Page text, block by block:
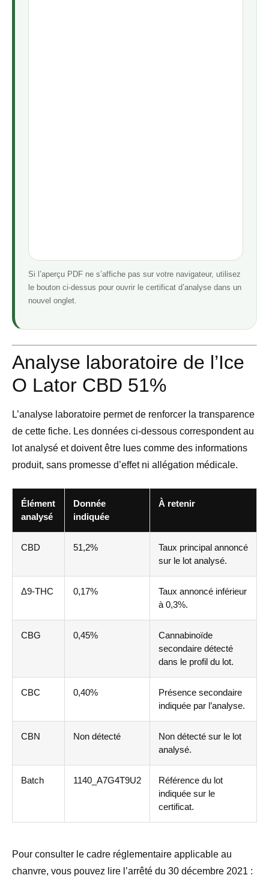
Si l’aperçu PDF ne s’affiche pas sur votre navigateur, utilisez
le bouton ci-dessus pour ouvrir le certificat d’analyse dans un
nouvel onglet.
Analyse laboratoire de l’Ice
O Lator CBD 51%
L’analyse laboratoire permet de renforcer la transparence
de cette fiche. Les données ci-dessous correspondent au
lot analysé et doivent être lues comme des informations
produit, sans promesse d’effet ni allégation médicale.
Élément
analysé
Donnée
indiquée
À retenir
CBD 51,2%
Taux principal annoncé
sur le lot analysé.
Δ9-THC 0,17%
Taux annoncé inférieur
à 0,3%.
CBG 0,45%
Cannabinoïde
secondaire détecté
dans le profil du lot.
CBC 0,40%
Présence secondaire
indiquée par l’analyse.
CBN Non détecté
Non détecté sur le lot
analysé.
Batch 1140_A7G4T9U2
Référence du lot
indiquée sur le
certificat.
Pour consulter le cadre réglementaire applicable au
chanvre, vous pouvez lire l’arrêté du 30 décembre 2021 :